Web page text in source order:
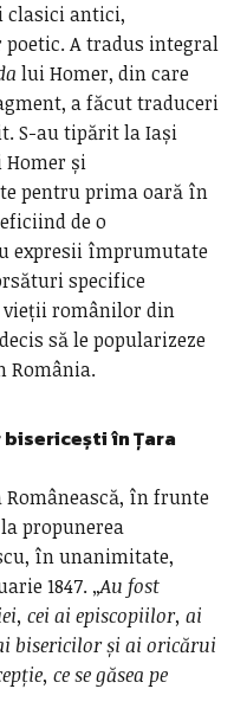
clasici antici,
A tradus integral
lui Homer, din care
a făcut traduceri
S-au tipărit la Iași
Homer și
pentru prima oară în
de o
expresii împrumutate
specifice
vieții românilor din
să le popularizeze
în Țara
Românească, în frunte
propunerea
în unanimitate,
1847. „Au fost
cei ai episcopiilor, ai
bisericilor și ai oricărui
ce se găsea pe